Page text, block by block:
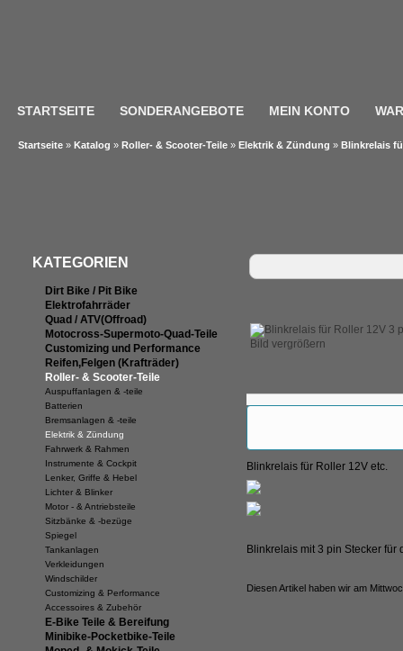
STARTSEITE SONDERANGEBOTE MEIN KONTO
Startseite » Katalog » Roller- & Scooter-Teile » Elektrik & Zündung » Blinkrelais
Bild vergrößern
Blinkrelais für Roller 12V etc.
Blinkrelais mit 3 pin Stecker für
Diesen Artikel haben wir am
KATEGORIEN
Dirt Bike / Pit Bike
Elektrofahrräder
Quad / ATV(Offroad)
Motocross-Supermoto-Quad-Teile
Customizing und Performance
Reifen,Felgen (Krafträder)
Roller- & Scooter-Teile
Auspuffanlagen & -teile
Batterien
Bremsanlagen & -teile
Elektrik & Zündung
Fahrwerk & Rahmen
Instrumente & Cockpit
Lenker, Griffe & Hebel
Lichter & Blinker
Motor - & Antriebsteile
Sitzbänke & -bezüge
Spiegel
Tankanlagen
Verkleidungen
Windschilder
Customizing & Performance
Accessoires & Zubehör
E-Bike Teile & Bereifung
Minibike-Pocketbike-Teile